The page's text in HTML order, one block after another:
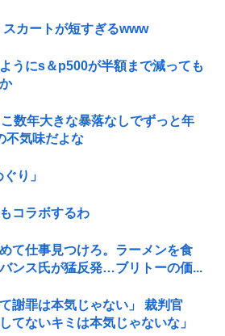
スカートが短すぎるwww
うにs＆p500が半額まで減っても
数年大きな暴落なしでずっと年
不気味だよな
り」
コラボするわ
て仕事見つけろ。ラーメンを食
ンス氏が猛反発…ブリトーの価...
謝罪は本気じゃない」 裁判官
てないキミは本気じゃないな」